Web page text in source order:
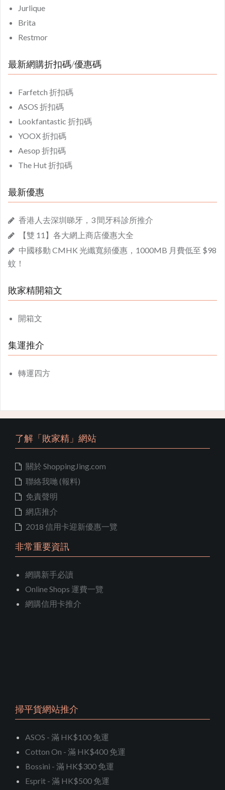
Jurlique
Brita
Restmor
最新網購折扣碼/優惠碼
Farfetch 折扣碼
ASOS 折扣碼
Lookfantastic 折扣碼
YOOX 折扣碼
Aesop 折扣碼
The Hut 折扣碼
最新優惠
香港人去深圳睇牙，3 間牙科診所推介
【雙 11】各大網上商店優惠大全
中國移動 CMHK 光纖寬頻優惠，1000MB 月費低至 $98
蚊！
敗家精開箱文
開箱文
集運推介
轉運四方
了解「敗家精」網站
關於 ShoppingJing.com
聯絡我哋 (報料)
免責聲明
網店推介
2018 信用卡迎新優惠一覽
非常重要資訊
網購新手必讀
Online Shops 運費一覽
網購信用卡推介
掃平貨網站推介
ASOS - 滿 HK$100 免運
Cotton On - 滿 HK$400 免運
Bossini - 滿 HK$300 免運
Esprit - 滿 HK$500 免運